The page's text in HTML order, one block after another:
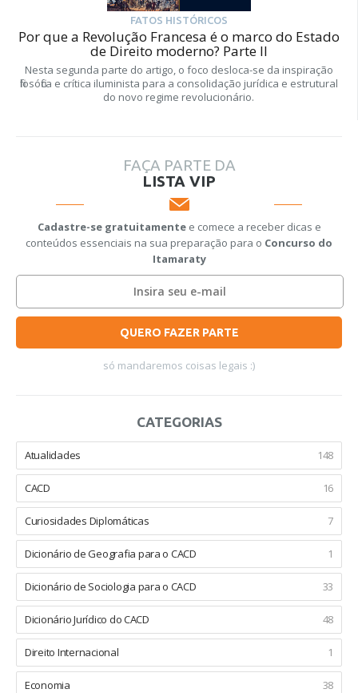
FATOS HISTÓRICOS
Por que a Revolução Francesa é o marco do Estado
de Direito moderno? Parte II
Nesta segunda parte do artigo, o foco desloca-se da inspiração
filosófica e crítica iluminista para a consolidação jurídica e estrutural
do novo regime revolucionário.
FAÇA PARTE DA
LISTA VIP
Cadastre-se gratuitamentee comece a receber dicas e
conteúdos essenciais na sua preparação para o Concurso do
Itamaraty
QUERO FAZER PARTE
só mandaremos coisas legais :)
CATEGORIAS
Atualidades 148
CACD 16
Curiosidades Diplomáticas 7
Dicionário de Geografia para o CACD 1
Dicionário de Sociologia para o CACD 33
Dicionário Jurídico do CACD 48
Direito Internacional 1
Economia 38